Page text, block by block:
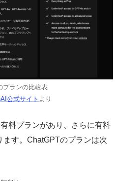
プランの比較表
公式サイト より
料プランがあり、さらに有料
す。ChatGPTのプランは次